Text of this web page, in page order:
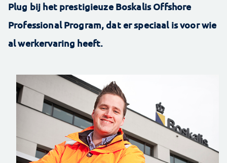
Plug bij het prestigieuze Boskalis Offshore
Professional Program, dat er speciaal is voor wie
al werkervaring heeft.